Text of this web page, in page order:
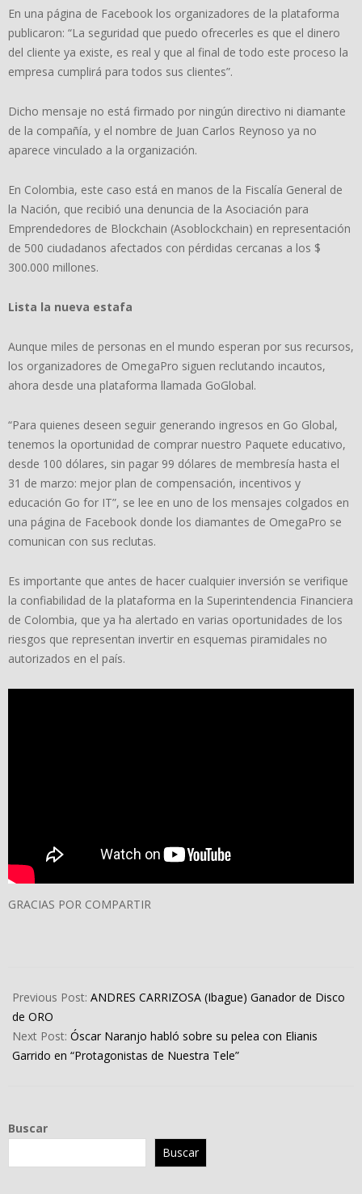
En una página de Facebook los organizadores de la plataforma
publicaron: “La seguridad que puedo ofrecerles es que el dinero
del cliente ya existe, es real y que al final de todo este proceso la
empresa cumplirá para todos sus clientes”.
Dicho mensaje no está firmado por ningún directivo ni diamante
de la compañía, y el nombre de Juan Carlos Reynoso ya no
aparece vinculado a la organización.
En Colombia, este caso está en manos de la Fiscalía General de
la Nación, que recibió una denuncia de la Asociación para
Emprendedores de Blockchain (Asoblockchain) en representación
de 500 ciudadanos afectados con pérdidas cercanas a los $
300.000 millones.
Lista la nueva estafa
Aunque miles de personas en el mundo esperan por sus recursos,
los organizadores de OmegaPro siguen reclutando incautos,
ahora desde una plataforma llamada GoGlobal.
“Para quienes deseen seguir generando ingresos en Go Global,
tenemos la oportunidad de comprar nuestro Paquete educativo,
desde 100 dólares, sin pagar 99 dólares de membresía hasta el
31 de marzo: mejor plan de compensación, incentivos y
educación Go for IT”, se lee en uno de los mensajes colgados en
una página de Facebook donde los diamantes de OmegaPro se
comunican con sus reclutas.
Es importante que antes de hacer cualquier inversión se verifique
la confiabilidad de la plataforma en la Superintendencia Financiera
de Colombia, que ya ha alertado en varias oportunidades de los
riesgos que representan invertir en esquemas piramidales no
autorizados en el país.
GRACIAS POR COMPARTIR
04-
08
Previous Post: ANDRES CARRIZOSA (Ibague) Ganador de Disco
de ORO
Next Post: Óscar Naranjo habló sobre su pelea con Elianis
Garrido en “Protagonistas de Nuestra Tele”
Buscar
Buscar